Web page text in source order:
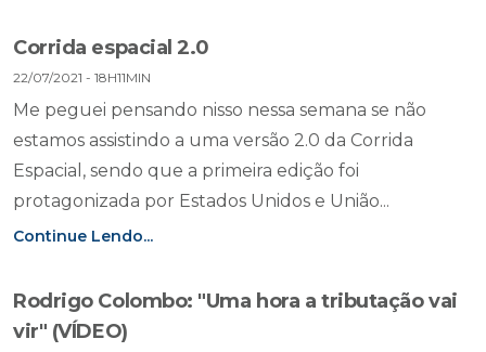
Corrida espacial 2.0
22/07/2021 - 18H11MIN
Me peguei pensando nisso nessa semana se não
estamos assistindo a uma versão 2.0 da Corrida
Espacial, sendo que a primeira edição foi
protagonizada por Estados Unidos e União...
Continue Lendo...
Rodrigo Colombo: "Uma hora a tributação vai
vir" (VÍDEO)